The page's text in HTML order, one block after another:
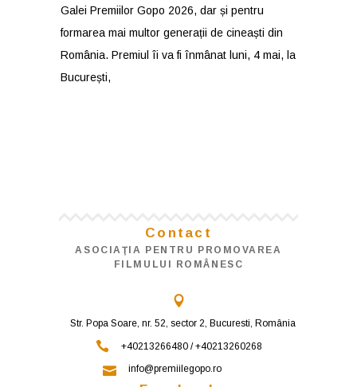
Galei Premiilor Gopo 2026, dar și pentru
formarea mai multor generații de cineaști din
România. Premiul îi va fi înmânat luni, 4 mai, la
București,
Contact
ASOCIAŢIA PENTRU PROMOVAREA
FILMULUI ROMÂNESC
Str. Popa Soare, nr. 52, sector 2, Bucuresti, România
+40213266480 / +40213260268
info@premiilegopo.ro